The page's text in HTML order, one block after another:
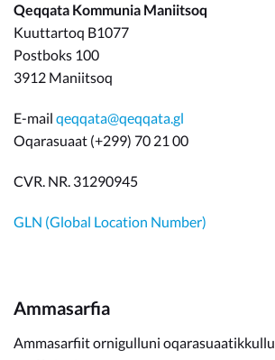
Qeqqata Kommunia Maniitsoq
Kuuttartoq B1077
Postboks 100
3912 Maniitsoq
E-mail qeqqata@qeqqata.gl
Oqarasuaat (+299) 70 21 00
CVR. NR. 31290945
GLN (Global Location Number)
Ammasarfia
Ammasarfiit ornigulluni oqarasuaatikkullu